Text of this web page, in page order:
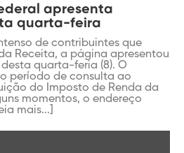
apresenta
quarta-feira
de contribuintes que
Receita, a página apresentou
quarta-feria (8). O
período de consulta ao
do Imposto de Renda da
momentos, o endereço
mais...]